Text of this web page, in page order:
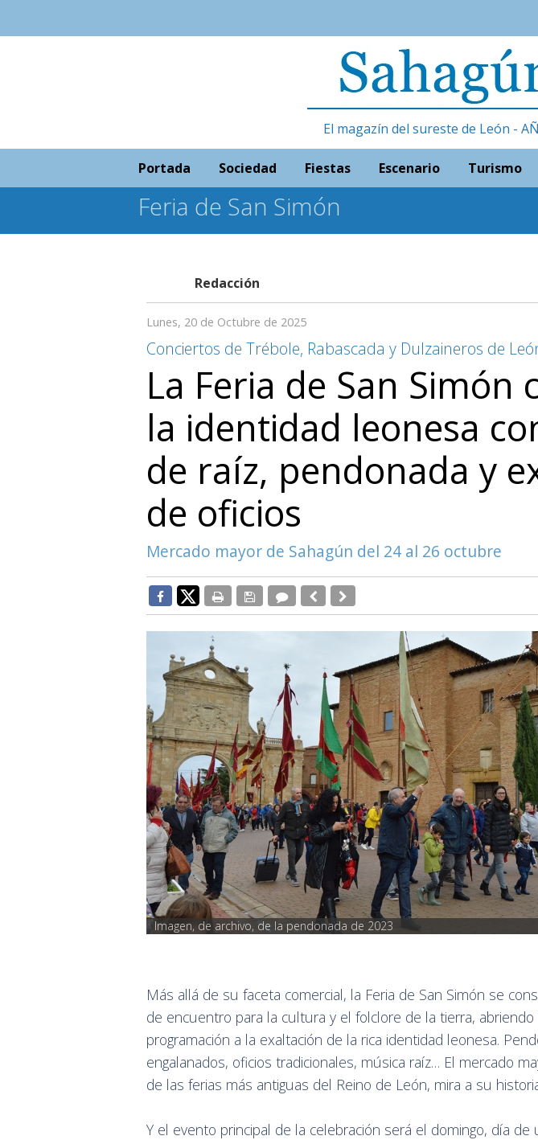
El magazín del sureste de León -
Portada Sociedad Fiestas Escenario Turismo
Feria de San Simón
Redacción
Lunes, 20 de Octubre de 2025
Conciertos de Trébole, Rabascada y Dulzaineros de
La Feria de San Simón
la identidad leonesa
de raíz, pendonada y
de oficios
Mercado mayor de Sahagún del 24 al 26 octubre
Imagen, de archivo, de la pendonada de 2023
Más allá de su faceta comercial, la Feria de San Simón se
de encuentro para la cultura y el folclore de la tierra,
programación a la exaltación de la rica identidad leonesa.
engalanados, oficios tradicionales, música raíz… El mercado
de las ferias más antiguas del Reino de León, mira a su
Y el evento principal de la celebración será el domingo, día